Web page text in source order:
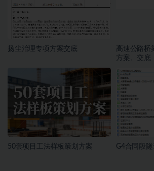
扬尘治理专项方案交底
高速公路桥
方案、交底
50套项目工法样板策划方案 G4合同段